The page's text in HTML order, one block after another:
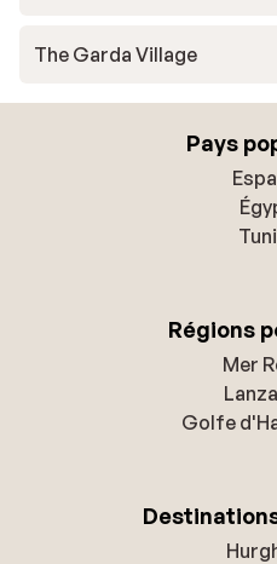
The Garda Village
Pays
Régions
Mer
Golfe